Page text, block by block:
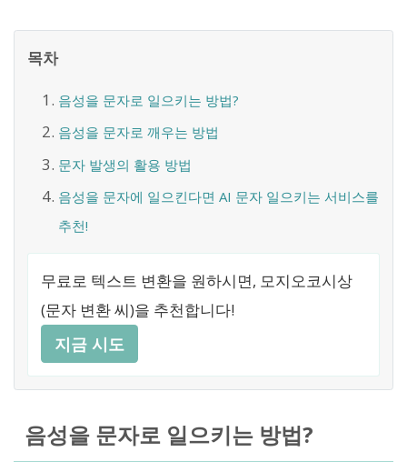
목차
음성을 문자로 일으키는 방법?
음성을 문자로 깨우는 방법
문자 발생의 활용 방법
음성을 문자에 일으킨다면 AI 문자 일으키는 서비스를
추천!
무료로 텍스트 변환을 원하시면, 모지오코시상
(문자 변환 씨)을 추천합니다!
지금 시도
음성을 문자로 일으키는 방법?